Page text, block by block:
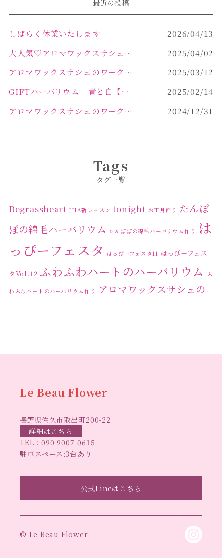
最近の投稿
しばらく休業いたします
2026/04/13
大人気♡アロマワックスサシェ作り
2025/04/02
アロマワックスサシェのワークショップinPOLA中込原店 VOL.2
2025/03/12
GIFTハーバリウム 青と白【佐久市 ハーバリウム ギフト】
2025/02/14
アロマワックスサシェのワークショップinPOLA中込原店ご報告【佐久市 キャンドル サシェ】
2024/12/31
Tags
タグ一覧
Begrassheart JHA新レッスン tonight お正月飾り たんぽ
ぽの綿毛ハーバリウム たんぽぽの綿毛ハーバリウム作り
は
っぴーフェスタ
はっぴーフェスタ11 はっぴーフェス
タVol.12 ふわふわハートのハーバリウム ふ
わふわハートのハーバリウム作り
アロマワックスサシェの
リウムレッスン
スハート ベッドサイドライト
リジナルデザイン 仏花ハーバリウム
手作りクリスマスリース
りハーバリウム手作りプレゼント
長
長野県立武
長野県立武道館イベント
Le Beau Flower
長野県佐久市取出町200-22
詳細はこちら
TEL：090-9007-0615
駐車スペース:3台あり
公式Lineはこちら
© Le Beau Flower